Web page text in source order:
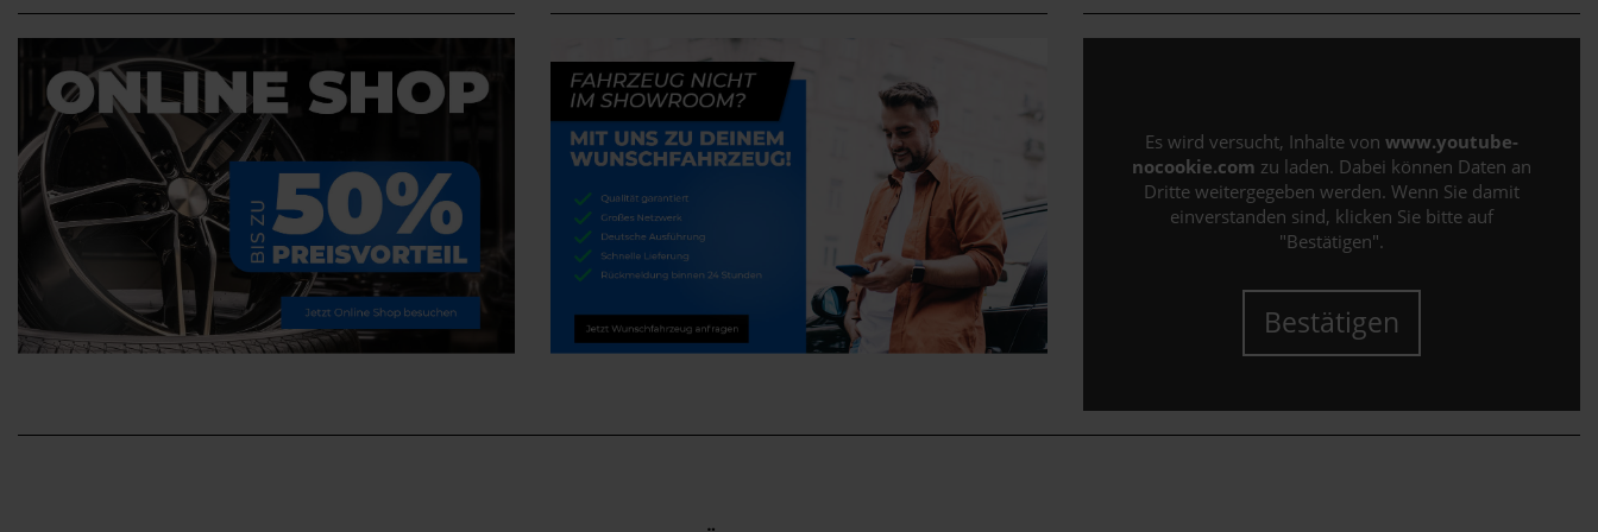
Es wird versucht, Inhalte von www.youtube-
nocookie.com zu laden. Dabei können Daten an
Dritte weitergegeben werden. Wenn Sie damit
einverstanden sind, klicken Sie bitte auf
"Bestätigen".
Bestätigen